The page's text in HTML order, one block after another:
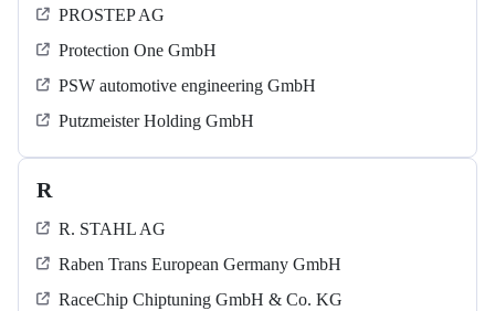
PROSTEP AG
Protection One GmbH
PSW automotive engineering GmbH
Putzmeister Holding GmbH
R
R. STAHL AG
Raben Trans European Germany GmbH
RaceChip Chiptuning GmbH & Co. KG